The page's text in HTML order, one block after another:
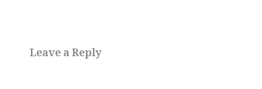
Leave a Reply